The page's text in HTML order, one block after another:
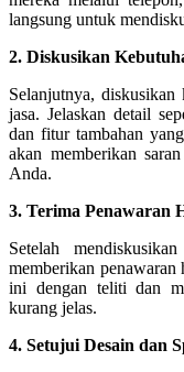
langsung untuk
2. Diskusikan
Selanjutnya,
jasa. Jelaskan detail
dan fitur tambahan
akan memberikan
Anda.
3. Terima Penawaran
Setelah
memberikan penawaran
ini dengan teliti dan
kurang jelas.
4. Setujui Desain dan